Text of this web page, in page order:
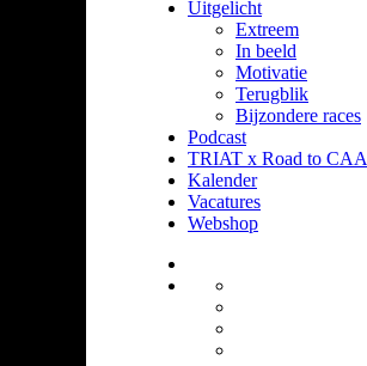
Uitgelicht
Extreem
In beeld
Motivatie
Terugblik
Bijzondere races
Podcast
TRIAT x Road to CAA
Kalender
Vacatures
Webshop